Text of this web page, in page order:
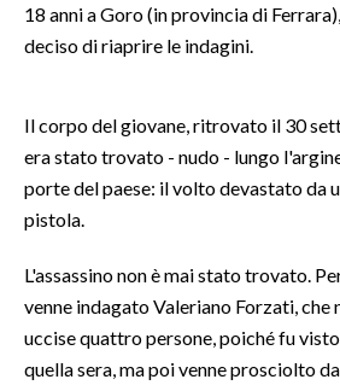
CULTURA
GOSSIP
SALUTE
SARDI NEL MONDO
NOTIZIE
EVENTI
18 anni a Goro (in provincia di
deciso di riaprire le indagini.
Il corpo del giovane, ritrovato il 30
era stato trovato - nudo - lungo
porte del paese: il volto devastato da
pistola.
L'assassino non è mai stato trovato.
venne indagato Valeriano Forzati, che
uccise quattro persone, poiché fu
quella sera, ma poi venne prosciolto